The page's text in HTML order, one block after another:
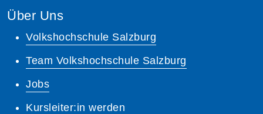
Über Uns
Volkshochschule Salzburg
Team Volkshochschule Salzburg
Jobs
Kursleiter:in werden